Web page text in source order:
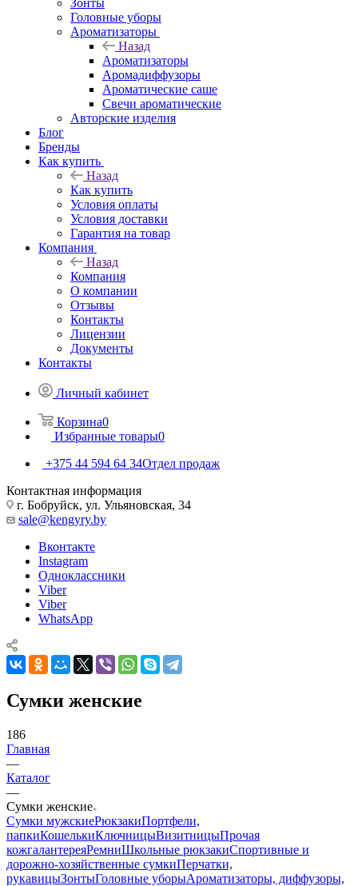
Зонты
Головные уборы
Ароматизаторы
Назад
Ароматизаторы
Аромадиффузоры
Ароматические саше
Свечи ароматические
Авторские изделия
Блог
Бренды
Как купить
Назад
Как купить
Условия оплаты
Условия доставки
Гарантия на товар
Компания
Назад
Компания
О компании
Отзывы
Контакты
Лицензии
Документы
Контакты
Личный кабинет
Корзина0
Избранные товары0
+375 44 594 64 34Отдел продаж
Контактная информация
г. Бобруйск, ул. Ульяновская, 34
sale@kengyry.by
Вконтакте
Instagram
Одноклассники
Viber
Viber
WhatsApp
Сумки женские
186
Главная
—
Каталог
—
Сумки женские
Сумки мужскиеРюкзакиПортфели,
папкиКошелькиКлючницыВизитницыПрочая
кожгалантереяРемниШкольные рюкзакиСпортивные и
дорожно-хозяйственные сумкиПерчатки,
рукавицыЗонтыГоловные уборыАроматизаторы, диффузоры,